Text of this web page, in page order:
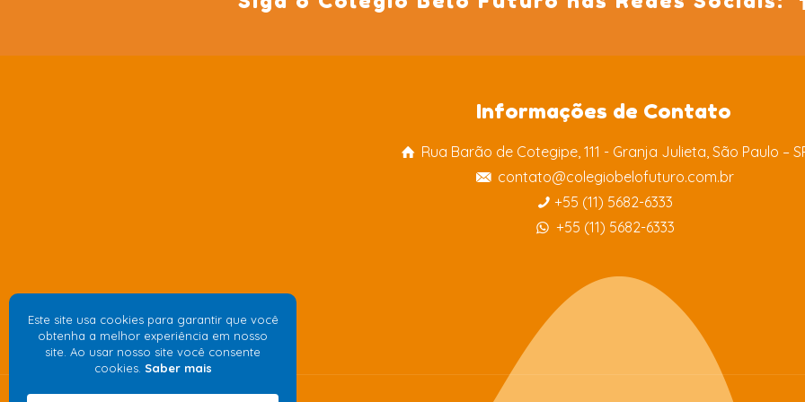
Informações de Contato
Rua Barão de Cotegipe, 111 - Granja Julieta, São Paulo –
contato@colegiobelofuturo.com.br
+55 (11) 5682-6333
+55 (11) 5682-6333
Este site usa cookies para garantir que você
obtenha a melhor experiência em nosso
site. Ao usar nosso site você consente
cookies. Saber mais